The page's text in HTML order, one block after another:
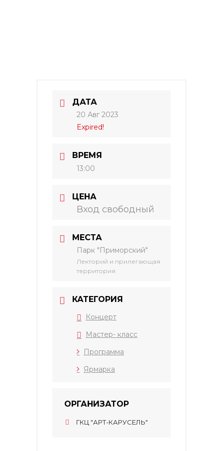
ДАТА
20 Авг 2023
Expired!
ВРЕМЯ
13:00
ЦЕНА
Вход свободный
МЕСТА
Парк "Приморский"
Лекторий и прилегающая
территория
КАТЕГОРИЯ
Концерт
Мастер- класс
Программа
Ярмарка
ОРГАНИЗАТОР
ГКЦ "АРТ-КАРУСЕЛЬ"